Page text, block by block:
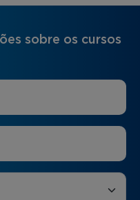
sobre os cursos